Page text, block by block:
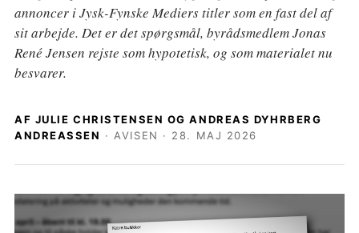
annoncer i Jysk-Fynske Mediers titler som en fast del af
sit arbejde. Det er det spørgsmål, byrådsmedlem Jonas
René Jensen rejste som hypotetisk, og som materialet nu
besvarer.
AF JULIE CHRISTENSEN OG ANDREAS DYHRBERG
ANDREASSEN · AVISEN · 28. MAJ 2026